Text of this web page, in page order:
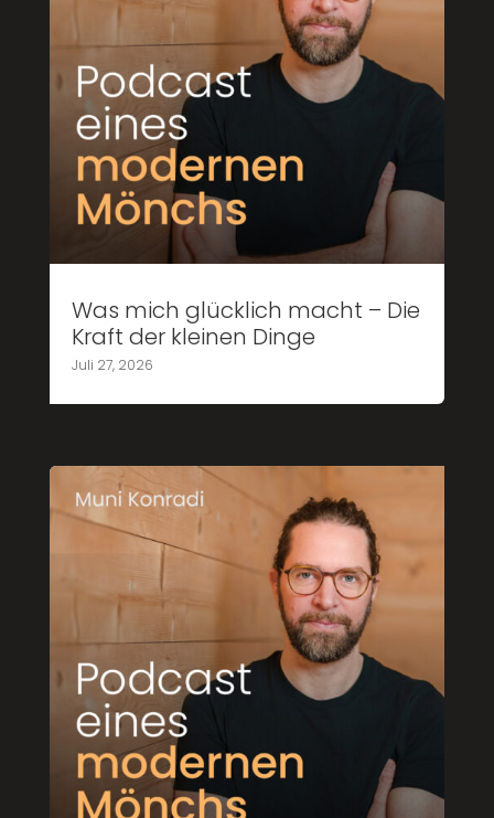
Was mich glücklich macht – Die
Kraft der kleinen Dinge
Juli 27, 2026